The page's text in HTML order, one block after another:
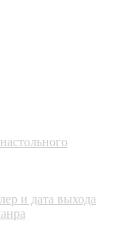
и дата выхода